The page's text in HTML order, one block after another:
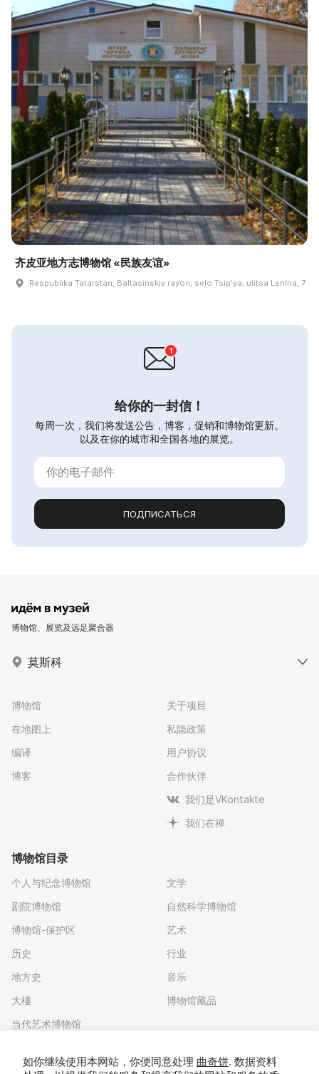
齐皮亚地方志博物馆 «民族友谊»
Respublika Tatarstan, Baltasinskiy rayon, selo Tsipʹya, ulitsa Lenina, 7
给你的一封信！
每周一次，我们将发送公告，博客，促销和博物馆更新。
以及在你的城市和全国各地的展览。
ПОДПИСАТЬСЯ
博物馆、展览及远足聚合器
莫斯科
博物馆
在地图上
编译
博客
关于项目
私隐政策
用户协议
合作伙伴
我们是VKontakte
我们在禅
博物馆目录
个人与纪念博物馆
剧院博物馆
博物馆-保护区
历史
地方史
大樓
当代艺术博物馆
文学
自然科学博物馆
艺术
行业
音乐
博物馆藏品
如你继续使用本网站，你便同意处理 曲奇饼. 数据资料